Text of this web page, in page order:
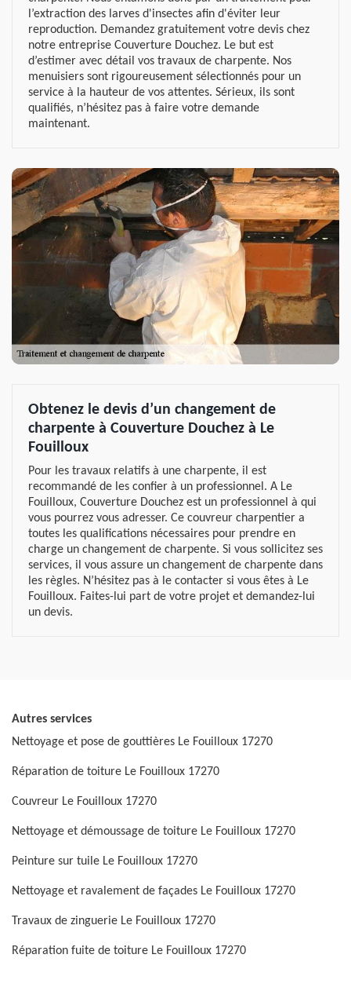
l’extraction des larves d'insectes afin d'éviter leur
reproduction. Demandez gratuitement votre devis chez
notre entreprise Couverture Douchez. Le but est
d’estimer avec détail vos travaux de charpente. Nos
menuisiers sont rigoureusement sélectionnés pour un
service à la hauteur de vos attentes. Sérieux, ils sont
qualifiés, n’hésitez pas à faire votre demande
maintenant.
Obtenez le devis d’un changement de
charpente à Couverture Douchez à Le
Fouilloux
Pour les travaux relatifs à une charpente, il est
recommandé de les confier à un professionnel. A Le
Fouilloux, Couverture Douchez est un professionnel à qui
vous pourrez vous adresser. Ce couvreur charpentier a
toutes les qualifications nécessaires pour prendre en
charge un changement de charpente. Si vous sollicitez ses
services, il vous assure un changement de charpente dans
les règles. N’hésitez pas à le contacter si vous êtes à Le
Fouilloux. Faites-lui part de votre projet et demandez-lui
un devis.
Autres services
Nettoyage et pose de gouttières Le Fouilloux 17270
Réparation de toiture Le Fouilloux 17270
Couvreur Le Fouilloux 17270
Nettoyage et démoussage de toiture Le Fouilloux 17270
Peinture sur tuile Le Fouilloux 17270
Nettoyage et ravalement de façades Le Fouilloux 17270
Travaux de zinguerie Le Fouilloux 17270
Réparation fuite de toiture Le Fouilloux 17270